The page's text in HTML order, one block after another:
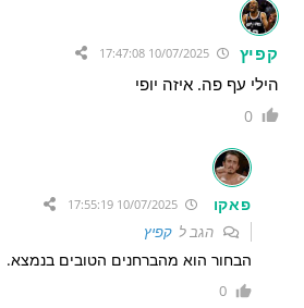
קפיץ 10/07/2025 17:47:08
הילי עף פה. איזה יופי
0
פאקו 10/07/2025 17:55:19
הגב לקפיץ
הבחור הוא מהברחנים הטובים בנמצא.
0